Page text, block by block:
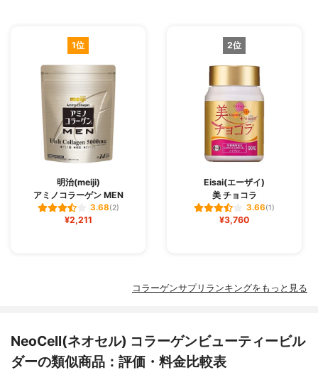
1位
明治(meiji)
アミノコラーゲン MEN
3.68(2)
¥2,211
2位
Eisai(エーザイ)
美 チョコラ
3.66(1)
¥3,760
コラーゲンサプリランキングをもっと見る
NeoCell(ネオセル) コラーゲンビューティービル
ダーの類似商品：評価・料金比較表